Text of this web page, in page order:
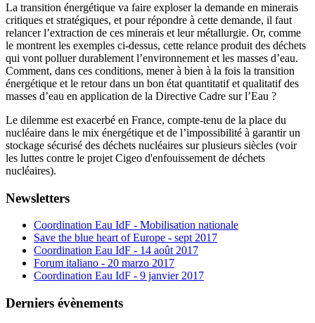
La transition énergétique va faire exploser la demande en minerais
critiques et stratégiques, et pour répondre à cette demande, il faut
relancer l’extraction de ces minerais et leur métallurgie. Or, comme
le montrent les exemples ci-dessus, cette relance produit des déchets
qui vont polluer durablement l’environnement et les masses d’eau.
Comment, dans ces conditions, mener à bien à la fois la transition
énergétique et le retour dans un bon état quantitatif et qualitatif des
masses d’eau en application de la Directive Cadre sur l’Eau ?
Le dilemme est exacerbé en France, compte-tenu de la place du
nucléaire dans le mix énergétique et de l’impossibilité à garantir un
stockage sécurisé des déchets nucléaires sur plusieurs siècles (voir
les luttes contre le projet Cigeo d'enfouissement de déchets
nucléaires).
Newsletters
Coordination Eau IdF - Mobilisation nationale
Save the blue heart of Europe - sept 2017
Coordination Eau IdF - 14 août 2017
Forum italiano - 20 marzo 2017
Coordination Eau IdF - 9 janvier 2017
Derniers évènements